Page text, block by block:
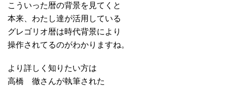
こういった暦の背景を見てくと
本来、わたし達が活用している
グレゴリオ暦は時代背景により
操作されてるのがわかりますね。
より詳しく知りたい方は
高橋 徹さんが執筆された